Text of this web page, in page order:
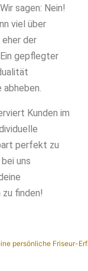
sagen: Nein!
viel über
der
gepflegter
Kunden im
perfekt zu
uns
finden!
persönliche Friseur-